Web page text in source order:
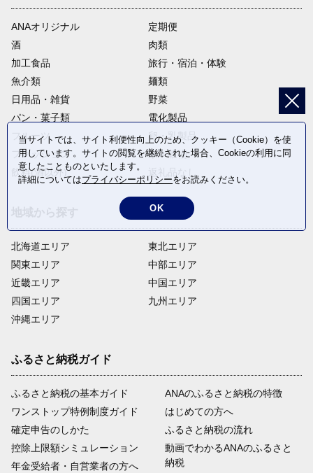
ANAオリジナル
定期便
酒
肉類
加工食品
旅行・宿泊・体験
魚介類
麺類
日用品・雑貨
野菜
パン・菓子類
電化製品
フルーツ
卵・乳製品
ファッション
米・穀物
飲料(酒以外)
返礼品なし
北海道エリア
関東エリア
近畿エリア
四国エリア
沖縄エリア
東北エリア
中部エリア
中国エリア
九州エリア
ふるさと納税ガイド
ふるさと納税の基本ガイド
ワンストップ特例制度ガイド
確定申告のしかた
控除上限額シミュレーション
年金受給者・自営業者の方へ
ANAのふるさと納税の特徴
はじめての方へ
ふるさと納税の流れ
動画でわかるANAのふるさと
納税
当サイトでは、サイト利便性向上のため、クッキー（Cookie）を使
用しています。サイトの閲覧を継続された場合、Cookieの利用に同
意したことものといたします。
詳細についてはプライバシーポリシーをお読みください。
OK